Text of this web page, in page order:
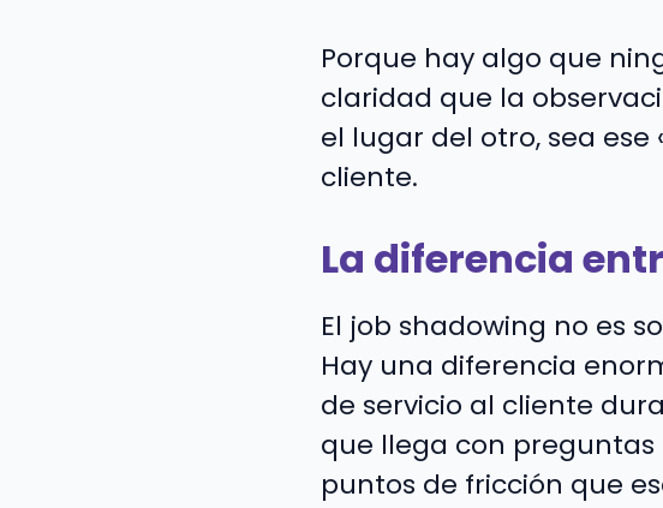
Porque hay algo que
claridad que la
el lugar del otro, sea
cliente.
La diferencia
El job shadowing no es
Hay una diferencia
de servicio al cliente
que llega con preguntas
puntos de fricción que